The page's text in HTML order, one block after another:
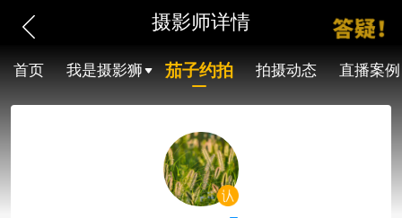
摄影师详情
首页 我是摄影狮 茄子约拍 拍摄动态 直播案例